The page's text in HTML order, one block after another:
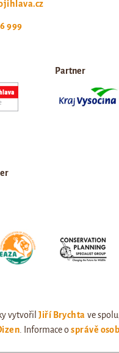
999
Partner
vytvořilJiří Brychta ve
. Informace osprávě